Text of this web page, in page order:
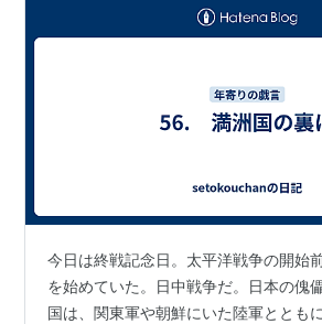
今日は終戦記念日。太平洋戦争の開始
を始めていた。日中戦争だ。日本の傀
国は、関東軍や朝鮮にいた陸軍ととも